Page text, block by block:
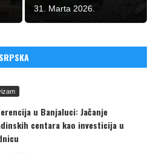
31. Marta 2026.
u Banjaluci: Jačanje
centara kao investicija u